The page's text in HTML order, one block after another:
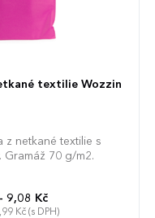
textilie Wozzin
z netkané textilie s
Gramáž 70 g/m2.
9,08 Kč
Kč (s DPH)